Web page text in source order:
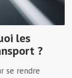
les
?
se rendre